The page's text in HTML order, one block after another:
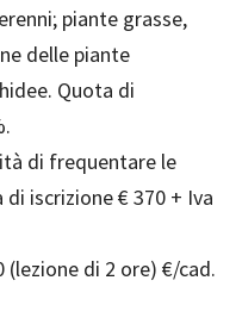
piante grasse,
delle piante
Quota di
di frequentare le
iscrizione € 370 + Iva
(lezione di 2 ore) €/cad.